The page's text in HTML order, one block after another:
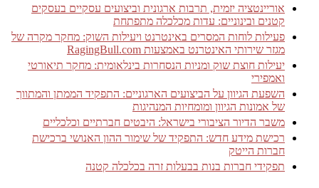
אוריינטציה יזמית, תרבות ארגונית וביצועים עסקיים בעסקים
קטנים ובינוניים: עדות מכלכלה מתפתחת
פעילות לוחות המסרים באינטרנט ויעילות השוק: מחקר מקרה של
מגזר שירותי האינטרנט באמצעות RagingBull.com
יעילות חוצת שוק ומניות הנסחרות בינלאומית: מחקר תיאורטי
ואמפירי
השפעת הגיוון על הביצועים הארגוניים: התפקיד הממתן והמתווך
של אמונות הגיוון ומומחיות המנהיגות
משבר הדיור הציבורי בישראל: היבטים חברתיים וכלכליים
רכישת מידע חדש: התפקיד של שימור ההון האנושי ברכישת
חברות הייטק
תפקידי חברות בנות בבעלות זרה בכלכלה קטנה